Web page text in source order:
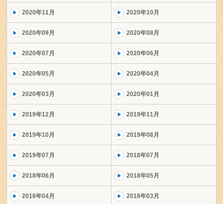
2020年11月 2020年10月
2020年09月 2020年08月
2020年07月 2020年06月
2020年05月 2020年04月
2020年03月 2020年01月
2019年12月 2019年11月
2019年10月 2019年08月
2019年07月 2018年07月
2018年06月 2018年05月
2018年04月 2018年03月